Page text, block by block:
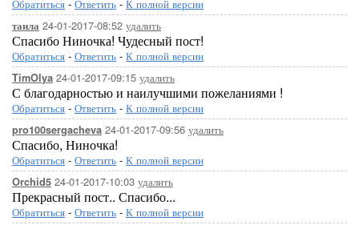
Обратиться - Ответить - К полной версии
таила 24-01-2017-08:52 удалить
Спасибо Ниночка! Чудесный пост!
Обратиться - Ответить - К полной версии
TimOlya 24-01-2017-09:15 удалить
С благодарностью и наилучшими пожеланиями !
Обратиться - Ответить - К полной версии
pro100sergacheva 24-01-2017-09:56 удалить
Спасибо, Ниночка!
Обратиться - Ответить - К полной версии
Orchid5 24-01-2017-10:03 удалить
Прекрасный пост.. Спасибо...
Обратиться - Ответить - К полной версии